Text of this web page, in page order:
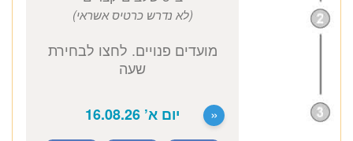
זימון תור אונליין